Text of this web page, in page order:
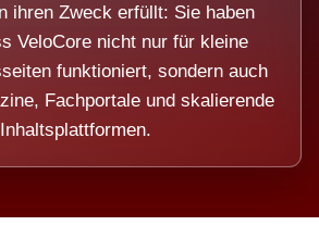
ihren Zweck erfüllt: Sie haben
VeloCore nicht nur für kleine
funktioniert, sondern auch
Fachportale und skalierende
Inhaltsplattformen.